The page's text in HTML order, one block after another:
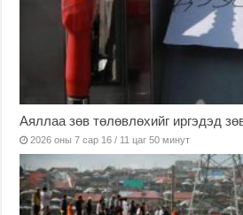
Аяллаа зөв төлөвлөхийг иргэдэд
2026 оны 7 сар 16 / 11 цаг 50 минут